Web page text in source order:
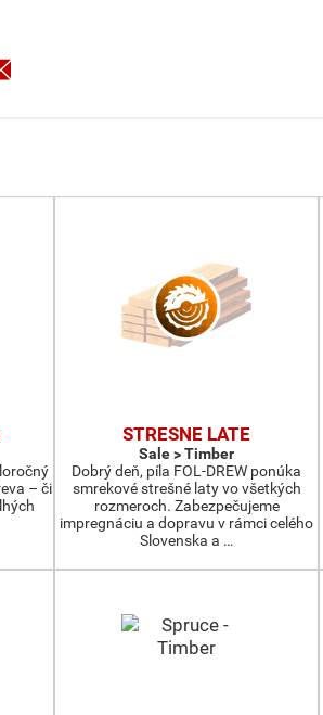
– či
STRESNE LATE
Sale > Timber
Dobrý deň, píla FOL-DREW ponúka
smrekové strešné laty vo všetkých
rozmeroch. Zabezpečujeme
impregnáciu a dopravu v rámci celého
Slovenska a …